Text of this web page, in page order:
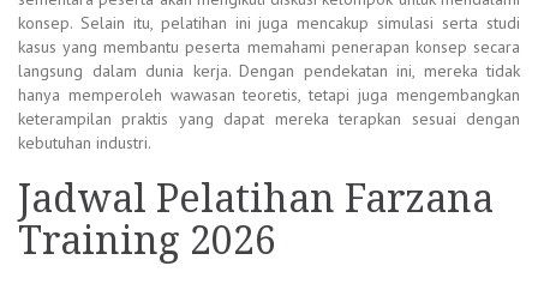
konsep. Selain itu, pelatihan ini juga mencakup simulasi serta studi
kasus yang membantu peserta memahami penerapan konsep secara
langsung dalam dunia kerja. Dengan pendekatan ini, mereka tidak
hanya memperoleh wawasan teoretis, tetapi juga mengembangkan
keterampilan praktis yang dapat mereka terapkan sesuai dengan
kebutuhan industri.
Jadwal Pelatihan Farzana
Training 2026